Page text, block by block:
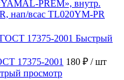
PREM», внутр.
нап/всас TL020YM-PR
Быстрый
17375-2001 180 ₽ / шт
просмотр